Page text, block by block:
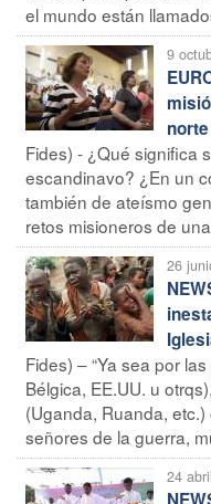
el mundo están
9
Fides) - ¿Qué significa
escandinavo? ¿En un
también de ateísmo
retos misioneros de
26
Fides) – “Ya sea por
Bélgica, EE.UU. u
(Uganda, Ruanda,
señores de la guerra,
24